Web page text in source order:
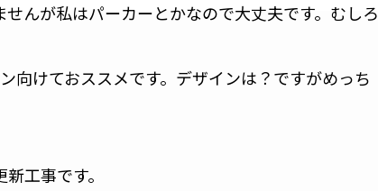
んが私はパーカーとかなので大丈夫です。むしろ
向けておススメです。デザインは？ですがめっち
工事です。